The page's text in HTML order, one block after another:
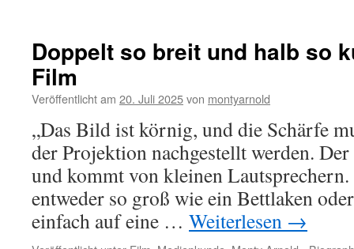
Doppelt so breit und halb so
Film
Veröffentlicht am 20. Juli 2025von montyarnold
„Das Bild ist körnig, und die Schärfe
der Projektion nachgestellt werden.
und kommt von kleinen
entweder so groß wie ein Bettlaken
einfach auf eine … Weiterlesen →